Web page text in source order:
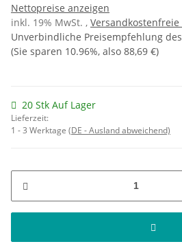
Nettopreise anzeigen
inkl. 19% MwSt. ,
Unverbindliche Preisempfehlung
(Sie sparen 10.96%, also 88,69 €)
20 Stk Auf Lager
Lieferzeit:
1 - 3 Werktage (DE - Ausland abweichend)